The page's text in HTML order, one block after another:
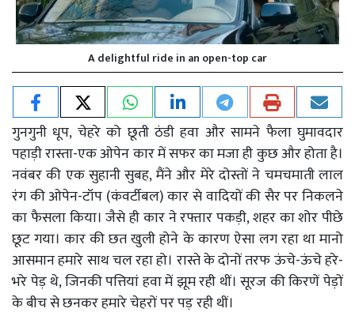
A delightful ride in an open-top car
गुनगुनी धूप, चेहरे को छूती ठंडी हवा और सामने फैला घुमावदार
पहाड़ी रास्ता-एक ओपेन कार में सफर का मजा ही कुछ और होता है।
नवंबर की एक सुहानी सुबह, मैंने और मेरे दोस्तों ने चमचमाती लाल
रंग की ओपेन-टॉप (कंवर्टीबल) कार से वादियों की सैर पर निकलने
का फैसला किया। जैसे ही कार ने रफ्तार पकड़ी, शहर का शोर पीछे
छूट गया। कार की छत खुली होने के कारण ऐसा लग रहा था मानो
आसमान हमारे साथ चल रहा हो। रास्ते के दोनों तरफ ऊंचे-ऊंचे हरे-
भरे पेड़ थे, जिनकी पत्तियां हवा में झूम रही थीं। सूरज की किरणें पेड़ों
के बीच से छनकर हमारे चेहरों पर पड़ रही थीं।